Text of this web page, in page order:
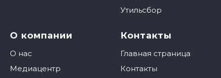
Утильсбор
О компании
О нас
Медиацентр
Контакты
Главная страница
Контакты